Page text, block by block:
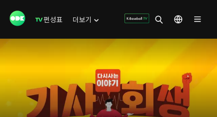
편성표 더보기